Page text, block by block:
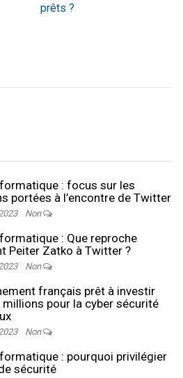
prêts ?
: focus sur les
portées à l’encontre de Twitter
Non
: Que reproche
Peiter Zatko à Twitter ?
Non
français prêt à investir
millions pour la cyber sécurité
Non
: pourquoi privilégier
sécurité